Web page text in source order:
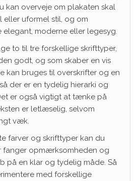
kan overveje om plakaten skal
eller uformel stil, og om
moderne eller legesyg.
to til tre forskellige skrifttyper,
godt, og som skaber en vis
kan bruges til overskrifter og en
der er en tydelig hierarki og
er også vigtigt at tænke på
er letlæselig, selvom
væk.
farver og skrifttyper kan du
fanger opmærksomheden og
på en klar og tydelig måde. Så
med forskellige